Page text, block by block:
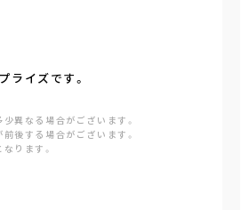
ライズです。
異なる場合がございます。
後する場合がございます。
ります。